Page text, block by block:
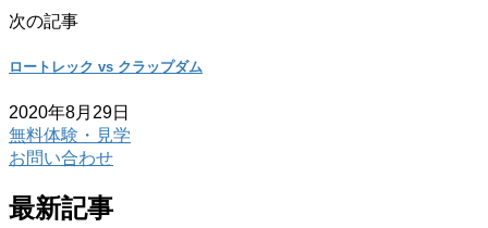
次の記事
ロートレック vs クラップダム
2020年8月29日
無料体験・見学
お問い合わせ
最新記事